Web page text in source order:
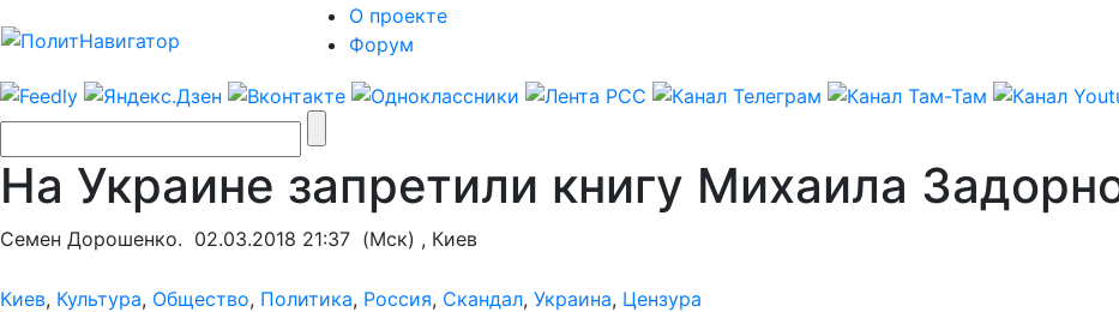
О проекте
Форум
На Украине запретили книгу Михаила
Семен Дорошенко. 02.03.2018 21:37 (Мск) , Киев
Киев, Культура, Общество, Политика, Россия, Скандал, Украина, Цензура